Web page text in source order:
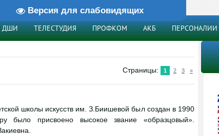
Версия для слабовидящих
ДШИ ТЕЛЕСТУДИЯ ПРОФКОМ АКБ ПЕРСОНАЛИИ
Страницы: 1 2 3 »
школы искусств им. З.Биишевой был создан в 1990
было присвоено высокое звание «образцовый».